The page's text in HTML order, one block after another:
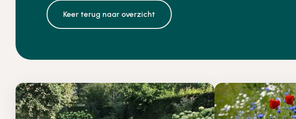
Keer terug naar overzicht